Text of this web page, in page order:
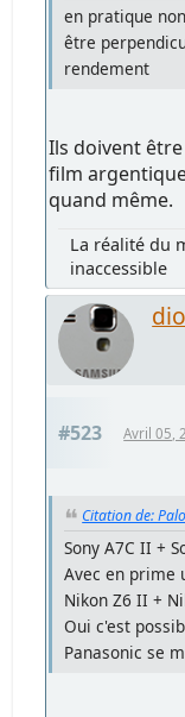
en pratique
être
rendement
Ils doivent
film
quand même.
La réalité du
inaccessible
dio
#523 Avril 05,
Citation de:
Sony A7C II +
Avec en prime
Nikon Z6 II +
Oui c'est
Panasonic se